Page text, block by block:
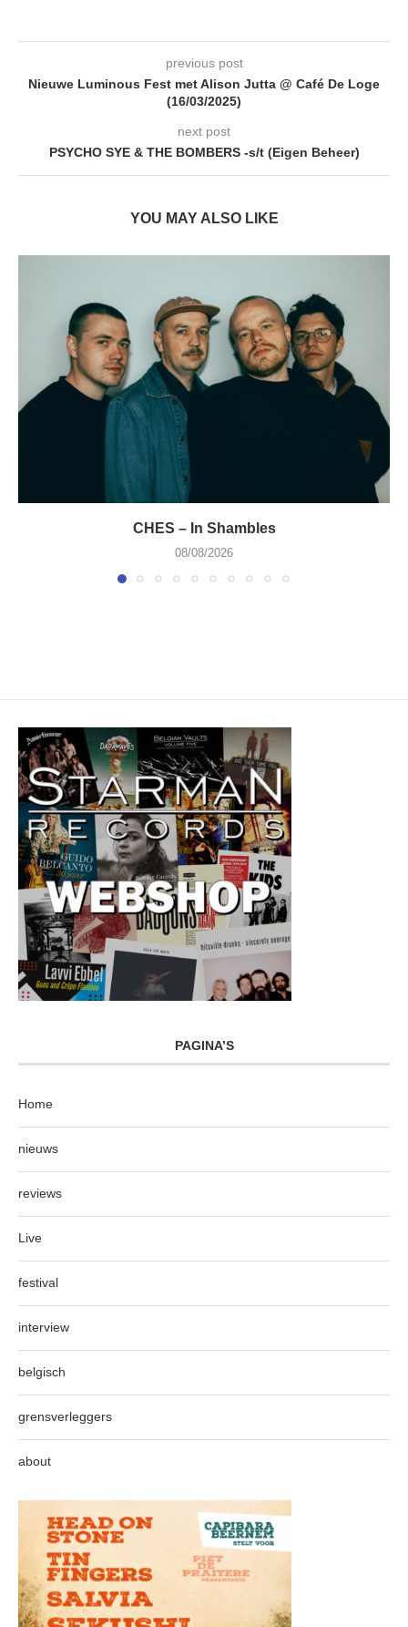
previous post
Nieuwe Luminous Fest met Alison Jutta @ Café De Loge
(16/03/2025)
next post
PSYCHO SYE & THE BOMBERS -s/t (Eigen Beheer)
YOU MAY ALSO LIKE
CHES – In Shambles
08/08/2026
PAGINA’S
Home
nieuws
reviews
Live
festival
interview
belgisch
grensverleggers
about